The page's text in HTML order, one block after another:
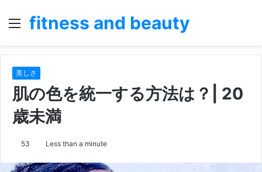
Menu
fitness and beauty
美しさ
肌の色を統一する方法は？| 20
歳未満
53 Less than a minute